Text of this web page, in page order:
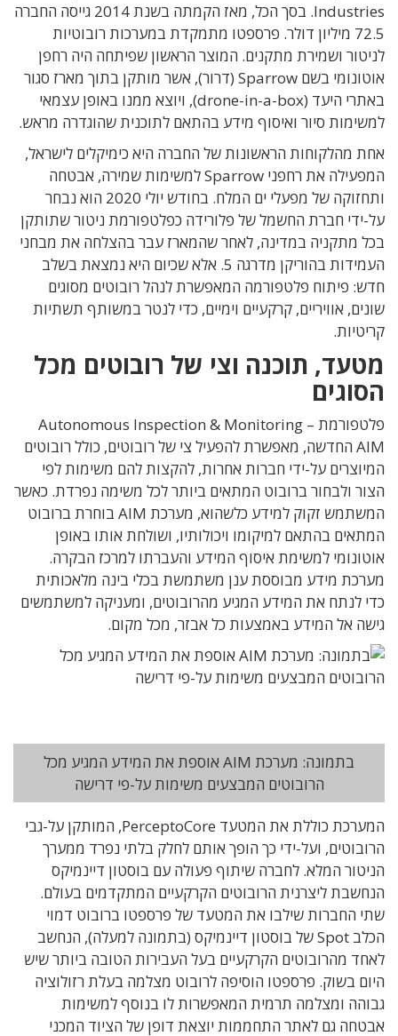
Industries. בסך הכל, מאז הקמתה בשנת 2014 גייסה החברה
72.5 מיליון דולר. פרספטו מתמקדת במערכות רובוטיות
לניטור ושמירת מתקנים. המוצר הראשון שפיתחה היה רחפן
אוטונומי בשם Sparrow (דרור), אשר מותקן בתוך מארז סגור
באתרי היעד (drone-in-a-box), ויוצא ממנו באופן עצמאי
למשימות סיור ואיסוף מידע בהתאם לתוכנית שהוגדרה מראש.
אחת מהלקוחות הראשונות של החברה היא כימיקלים לישראל,
המפעילה את רחפני Sparrow למשימות שמירה, אבטחה
ותחזוקה של מפעלי ים המלח. בחודש יולי 2020 הוא נבחר
על-ידי חברת החשמל של פלורידה כפלטפורמת ניטור שתותקן
בכל מתקניה במדינה, לאחר שהמארז עבר בהצלחה את מבחני
העמידות בהוריקן מדרגה 5. אלא שכיום היא נמצאת בשלב
חדש: פיתוח פלטפורמה המאפשרת לנהל רובוטים מסוגים
שונים, אוויריים, קרקעיים וימיים, כדי לנטר במשותף תשתיות
קריטיות.
מטעד, תוכנה וצי של רובוטים מכל
הסוגים
פלטפורמת Autonomous Inspection & Monitoring –
AIM החדשה, מאפשרת להפעיל צי של רובוטים, כולל רובוטים
המיוצרים על-ידי חברות אחרות, להקצות להם משימות לפי
הצור ולבחור ברובוט המתאים ביותר לכל משימה נפרדת. כאשר
המשתמש זקוק למידע כלשהוא, מערכת AIM בוחרת ברובוט
המתאים בהתאם למיקומו ויכולותיו, ושולחת אותו באופן
אוטונומי למשימת איסוף המידע והעברתו למרכז הבקרה.
מערכת מידע מבוססת ענן משתמשת בכלי בינה מלאכותית
כדי לנתח את המידע המגיע מהרובוטים, ומעניקה למשתמשים
גישה אל המידע באמצעות כל אבזר, מכל מקום.
בתמונה: מערכת AIM אוספת את המידע המגיע מכל
הרובוטים המבצעים משימות על-פי דרישה
המערכת כוללת את המטעד PerceptoCore, המותקן על-גבי
הרובוטים, ועל-ידי כך הופך אותם לחלק בלתי נפרד ממערך
הניטור המלא. לחברה שיתוף פעולה עם בוסטון דיינמיקס
הנחשבת ליצרנית הרובוטים הקרקעיים המתקדמים בעולם.
שתי החברות שילבו את המטעד של פרספטו ברובוט דמוי
הכלב Spot של בוסטון דיינמיקס (בתמונה למעלה), הנחשב
לאחד מהרובוטים הקרקעיים בעל העבירות הטובה ביותר שיש
היום בשוק. פרספטו הוסיפה לרובוט מצלמה בעלת רזולוציה
גבוהה ומצלמה תרמית המאפשרות לו בנוסף למשימות
אבטחה גם לאתר התחממות יוצאת דופן של הציוד המכני